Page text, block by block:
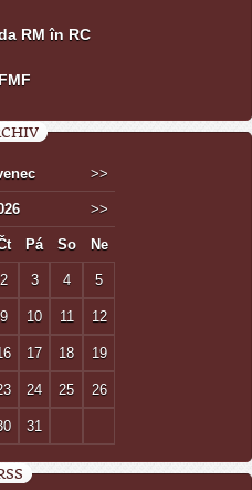
RM în RC
>>
>>
Pá So Ne
2 3 4 5
9 10 11 12
17 18 19
24 25 26
31